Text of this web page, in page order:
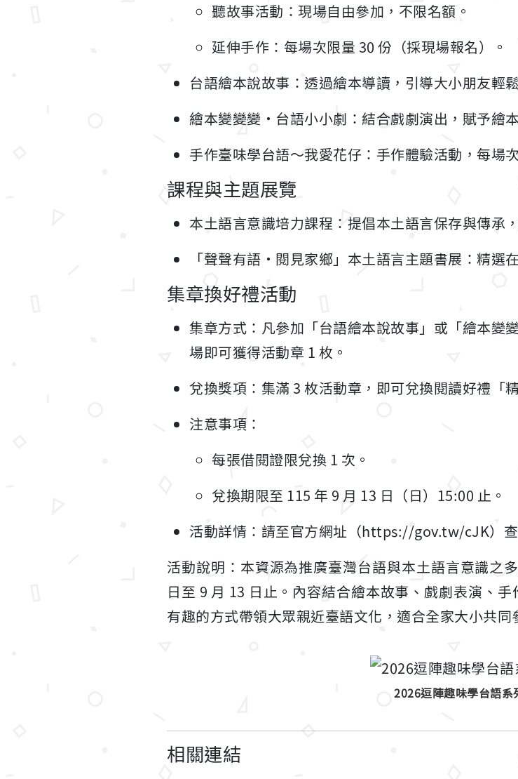
聽故事活動：現場自由參加，不限名額。
延伸手作：每場次限量 30 份（採現場報名）。
台語繪本說故事：透過繪本導讀，引導大小朋友輕
繪本變變變・台語小小劇：結合戲劇演出，賦予繪
手作臺味學台語～我愛花仔：手作體驗活動，每場
課程與主題展覽
本土語言意識培力課程：提倡本土語言保存與傳承
「聲聲有語・閱見家鄉」本土語言主題書展：精選
集章換好禮活動
集章方式：凡參加「台語繪本說故事」或「繪本變
場即可獲得活動章 1 枚。
兌換獎項：集滿 3 枚活動章，即可兌換閱讀好禮「
注意事項：
每張借閱證限兌換 1 次。
兌換期限至 115 年 9 月 13 日（日）15:00 止。
活動詳情：請至官方網址（https://gov.tw/cJK）查
活動說明：本資源為推廣臺灣台語與本土語言意識之
日至 9 月 13 日止。內容結合繪本故事、戲劇表演、
有趣的方式帶領大眾親近臺語文化，適合全家大小共同
2026逗陣趣味學台語系
相關連結